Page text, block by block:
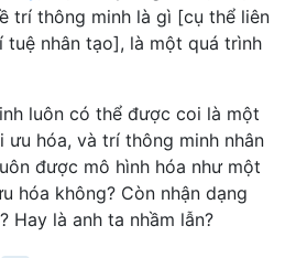
trí thông minh là gì [cụ thể liên
tuệ nhân tạo], là một quá trình
luôn có thể được coi là một
ưu hóa, và trí thông minh nhân
được mô hình hóa như một
hóa không? Còn nhận dạng
Hay là anh ta nhầm lẫn?